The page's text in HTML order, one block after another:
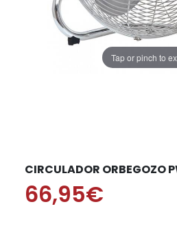
Tap or pinch to
CIRCULADOR ORBEGOZO
66,95€